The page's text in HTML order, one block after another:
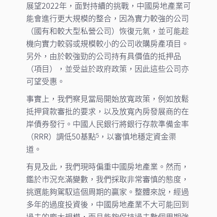
展望2022年，面對持續的挑戰，中國房地產業可
能會進行更大規模的整合，因為實力較強的公司
（國有和較大型私營公司）恢復元氣，並可能趁
機向實力較弱或規模較小的公司收購房產項目。
另外，由於較強勁的公司持有具價值的抵押品
（項目），並受益於政府政策，因此這些公司亦
可望受惠。
事實上，我們察見當局開始放寬政策，例如放鬆
抵押貸款審批的要求，以及放寬內房發展商的在
岸債券發行。中國人民銀行將銀行存款準備金率
（RRR）調低50基點5，以審慎地穩定資金渠
道。
有見及此，我們現時偏重中國房地產業。然而，
鑑於市況充滿變數，我們採取非常審慎的態度，
挑選能夠駕馭這個周期的贏家。整體來說，經過
多年的過度投資後，中國房地產業不大可能回到